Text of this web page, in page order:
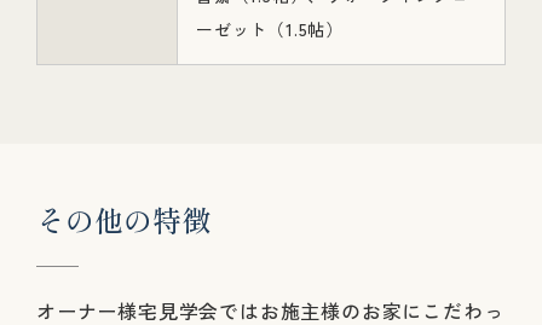
ーゼット（1.5帖）
その他の特徴
オーナー様宅見学会ではお施主様のお家にこだわっ